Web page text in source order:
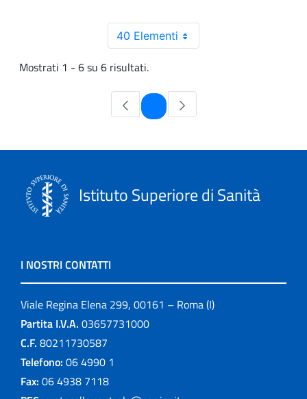
40 Elementi
Mostrati 1 - 6 su 6 risultati.
Pagina
Istituto Superiore di Sanità
I NOSTRI CONTATTI
Viale Regina Elena 299, 00161 – Roma (I)
Partita I.V.A. 03657731000
C.F. 80211730587
Telefono: 06 4990 1
Fax: 06 4938 7118